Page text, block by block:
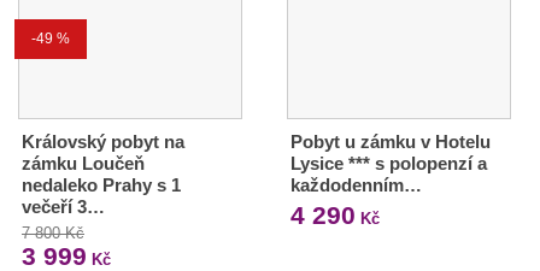
-49 %
Královský pobyt na
zámku Loučeň
nedaleko Prahy s 1
večeří 3…
7 800 Kč
3 999 Kč
Pobyt u zámku v Hotelu
Lysice *** s polopenzí a
každodenním…
4 290 Kč